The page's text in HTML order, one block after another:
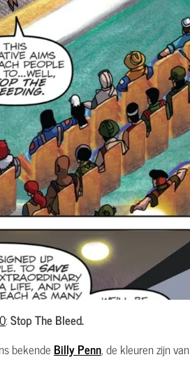
:Stop The Bleed.
bekende Billy Penn, de kleuren zijn van